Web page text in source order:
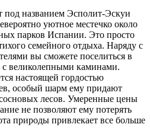
названием Эсполит-Эскуи
уютное местечко около
парков Испании. Это просто
семейного отдыха. Наряду с
вы сможете поселиться в
великолепными каминами.
настоящей гордостью
особый шарм ему придают
лесов. Умеренные цены
не позволяют ему потерять
природы привлекает все больше